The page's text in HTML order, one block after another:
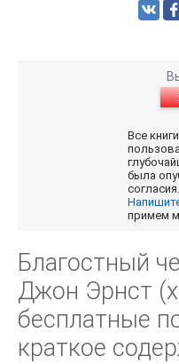
Все
была
согласия.
примем
Благостный
Джон Эрнст
бесплатные
краткое